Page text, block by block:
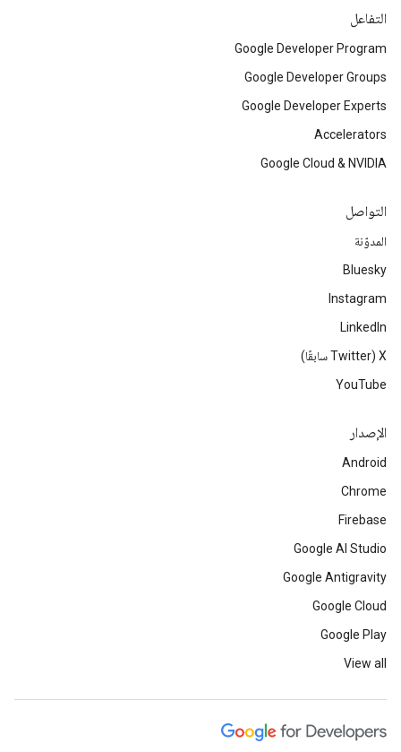
التفاعل
Google Developer Program
Google Developer Groups
Google Developer Experts
Accelerators
Google Cloud & NVIDIA
التواصل
المدوّنة
Bluesky
Instagram
LinkedIn
‫X ‏(Twitter سابقًا)
YouTube
الإصدار
Android
Chrome
Firebase
Google AI Studio
Google Antigravity
Google Cloud
Google Play
View all